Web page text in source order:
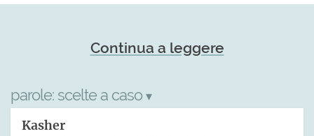
Continua a leggere
parole: scelte a caso ▾
Kasher